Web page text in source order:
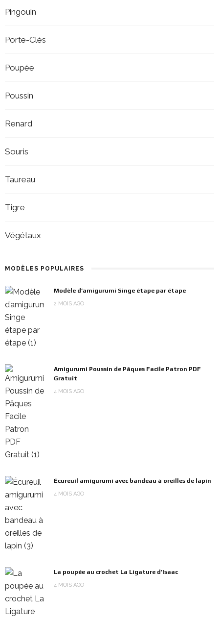
Pingouin
Porte-Clés
Poupée
Poussin
Renard
Souris
Taureau
Tigre
Végétaux
MODÈLES POPULAIRES
Modèle d’amigurumi Singe étape par étape
2 MOIS AGO
Amigurumi Poussin de Pâques Facile Patron PDF
Gratuit
4 MOIS AGO
Écureuil amigurumi avec bandeau à oreilles de lapin
4 MOIS AGO
La poupée au crochet La Ligature d’Isaac
4 MOIS AGO